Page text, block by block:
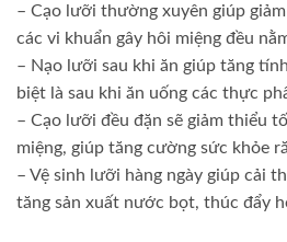
– Cạo lưỡi thường xuyên giúp
các vi khuẩn gây hôi miệng đều
– Nạo lưỡi sau khi ăn giúp tăng
biệt là sau khi ăn uống các thực
– Cạo lưỡi đều đặn sẽ giảm thiểu
miệng, giúp tăng cường sức khỏe
– Vệ sinh lưỡi hàng ngày giúp cải
tăng sản xuất nước bọt, thúc đẩy